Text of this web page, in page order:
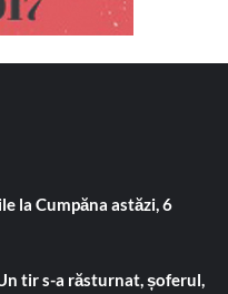
la Cumpăna astăzi, 6
tir s-a răsturnat, șoferul,